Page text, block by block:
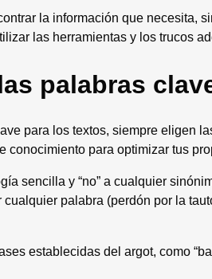
la información que necesita,
las herramientas y los trucos
palabras
para los textos, siempre eligen
conocimiento para optimizar tus
sencilla y “no” a cualquier
palabra (perdón por la
establecidas del argot, como